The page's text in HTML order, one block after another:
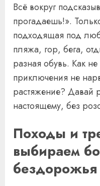
Всё вокруг
прогадаешь!».
подходящая под
пляжа, гор, бега,
разная обувь. Как
приключения не
растяжение? Давай
настоящему, без
Походы и
выбираем
бездорожья